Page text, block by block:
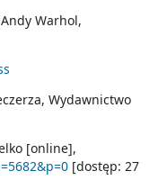
Warhol,
Wydawnictwo
[online],
[dostęp: 27